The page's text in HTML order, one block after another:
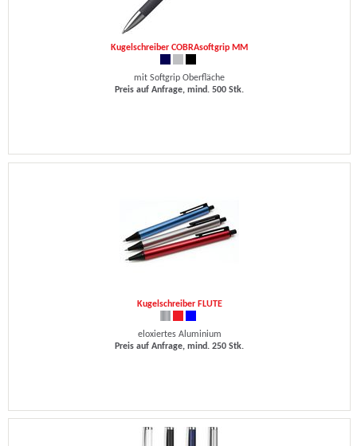
Kugelschreiber COBRAsoftgrip MM
mit Softgrip Oberfläche
Preis auf Anfrage, mind. 500 Stk.
Kugelschreiber FLUTE
eloxiertes Aluminium
Preis auf Anfrage, mind. 250 Stk.